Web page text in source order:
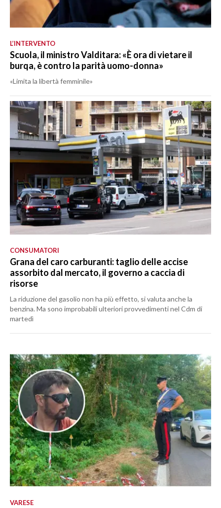
L’INTERVENTO
Scuola, il ministro Valditara: «È ora di vietare il
burqa, è contro la parità uomo-donna»
«Limita la libertà femminile»
CONSUMATORI
Grana del caro carburanti: taglio delle accise
assorbito dal mercato, il governo a caccia di
risorse
La riduzione del gasolio non ha più effetto, si valuta anche la
benzina. Ma sono improbabili ulteriori provvedimenti nel Cdm di
martedì
VARESE